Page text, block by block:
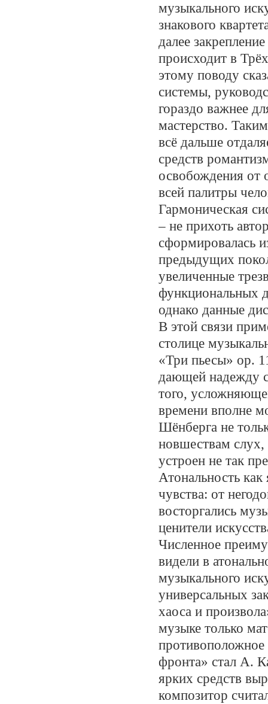
музыкального
знакового
далее
происходит в
этому поводу
системы,
гораздо важнее
мастерство.
всё дальше
средств
освобождения от
всей палитры
Гармоническая
– не прихоть
сформировалась
предыдущих
увеличенные
функциональных
однако данные
В этой связи
столице
«Три пьесы» op.
дающей надежду
того,
времени вполне
Шёнберга не
новшествам
устроен не так
Атональность
чувства: от
восторгались
ценители
Численное
видели в
музыкального
универсальных
хаоса и
музыке только
противоположное
фронта» стал А.
ярких средств
композитор